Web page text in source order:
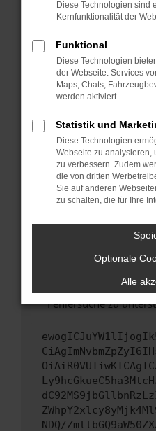
verhindern.
Fenster?
Starte dein Gerät
Das kann manchmal
Probleme zu beheben.
Betriebssystem auf
sind.
Veraltete Software
Sicherheitsrisiko,
führen, dass
unterstützt werden.
Wende dich an den
Wenn du alle oben
hast, kontaktiere uns
uns diesen Text
Fehlersuche zu
NDQ/
Diese Technologien sind
Kernfunktionalität der
Funktional
Diese Technologien
der Webseite. Services
Maps, Chats,
werden aktiviert.
Statistik und
Diese Technologien
Webseite zu analysieren,
zu verbessern. Zudem
die von dritten
Sie auf anderen
zu schalten, die für Ihre
Optionale
Alle